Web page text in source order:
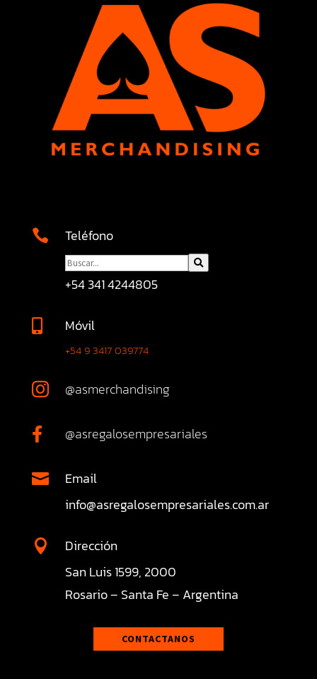
 Teléfono
+54 341 4244805
 Móvil
+54 9 3417 039774
 @asmerchandising
 @asregalosempresariales

Email
info@asregalosempresariales.com.ar

Dirección
San Luis 1599, 2000
Rosario – Santa Fe – Argentina
CONTACTANOS